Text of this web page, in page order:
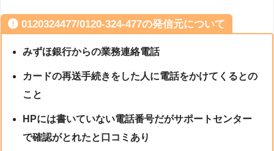
0120324477/0120-324-477の発信元について
みずほ銀行からの業務連絡電話
カードの再送手続きをした人に電話をかけてくるとの
こと
HPには書いていない電話番号だがサポートセンター
で確認がとれたと口コミあり